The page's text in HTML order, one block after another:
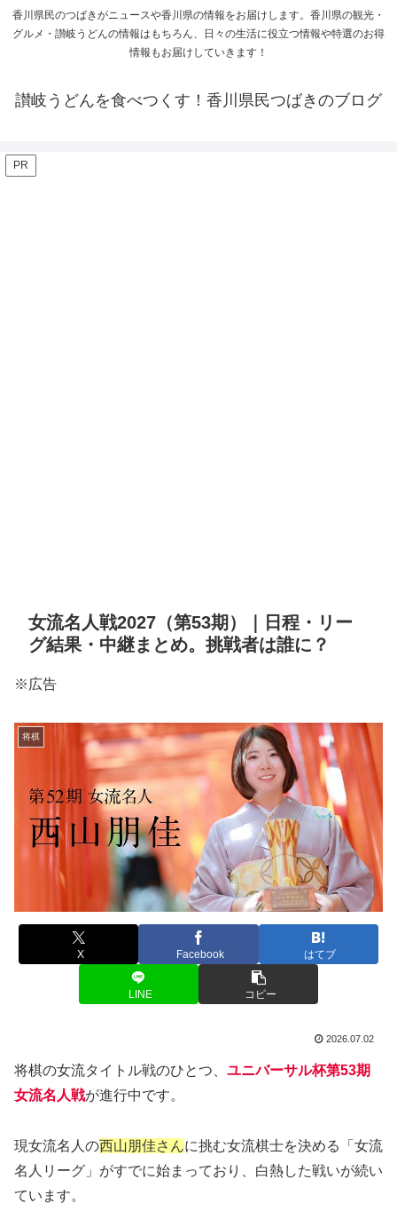
香川県民のつばきがニュースや香川県の情報をお届けします。香川県の観光・
グルメ・讃岐うどんの情報はもちろん、日々の生活に役立つ情報や特選のお得
情報もお届けしていきます！
讃岐うどんを食べつくす！香川県民つばきのブログ
PR
女流名人戦2027（第53期）｜日程・リー
グ結果・中継まとめ。挑戦者は誰に？
※広告
将棋
X Facebook はてブ
LINE コピー
2026.07.02
将棋の女流タイトル戦のひとつ、 ユニバーサル杯第53期
女流名人戦が進行中です。
現女流名人の西山朋佳さんに挑む女流棋士を決める「女流
名人リーグ」がすでに始まっており、白熱した戦いが続い
ています。